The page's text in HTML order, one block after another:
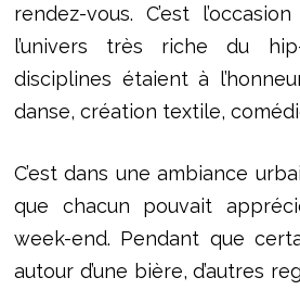
rendez-vous. C’est
l’univers très riche du
disciplines étaient à
danse, création textile,
C’est dans une ambiance
que chacun pouvait
week-end. Pendant que
autour d’une bière, d’autres